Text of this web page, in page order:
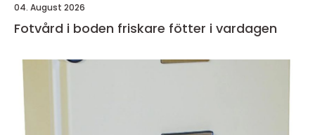
04. August 2026
Fotvård i boden friskare fötter i vardagen